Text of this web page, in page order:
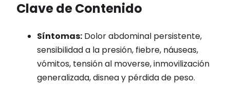
Clave de Contenido
Síntomas: Dolor abdominal persistente,
sensibilidad a la presión, fiebre, náuseas,
vómitos, tensión al moverse, inmovilización
generalizada, disnea y pérdida de peso.